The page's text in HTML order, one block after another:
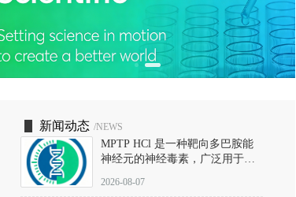
a
v
i
g
a
新闻动态 /NEWS
MPTP HCl 是一种靶向多巴胺能
神经元的神经毒素，广泛用于构
以盐酸盐形式存在，可触发线粒
2026-08-07